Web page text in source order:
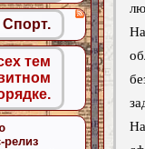
Спорт.
тем
релиз